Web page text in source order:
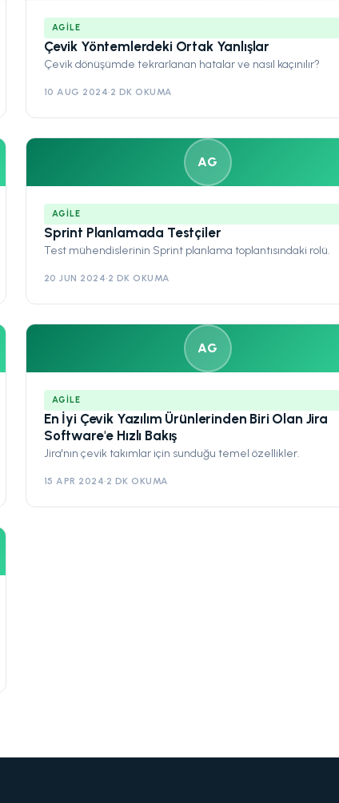
AGILE
Çevik Yöntemlerdeki Ortak Yanlışlar
Çevik dönüşümde tekrarlanan hatalar ve nasıl kaçınılır?
10 AUG 2024·2 DK OKUMA
AG
AGILE
Sprint Planlamada Testçiler
Test mühendislerinin Sprint planlama toplantısındaki rolü.
20 JUN 2024·2 DK OKUMA
AG
AGILE
En İyi Çevik Yazılım Ürünlerinden Biri Olan Jira
Software'e Hızlı Bakış
Jira'nın çevik takımlar için sunduğu temel özellikler.
15 APR 2024·2 DK OKUMA